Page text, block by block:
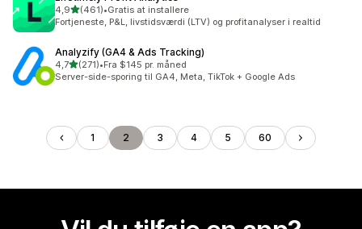
4,9ud af 5 stjerner
(461)
461 anmeldelser i alt
•Gratis at installere
Fortjeneste, P&L, livstidsværdi (LTV) og profitanalyser i realtid
Analyzify (GA4 & Ads Tracking)
4,7ud af 5 stjerner
(271)
271 anmeldelser i alt
•Fra $145 pr. måned
Server-side-sporing til GA4, Meta, TikTok + Google Ads
1 2 3 4 5 60